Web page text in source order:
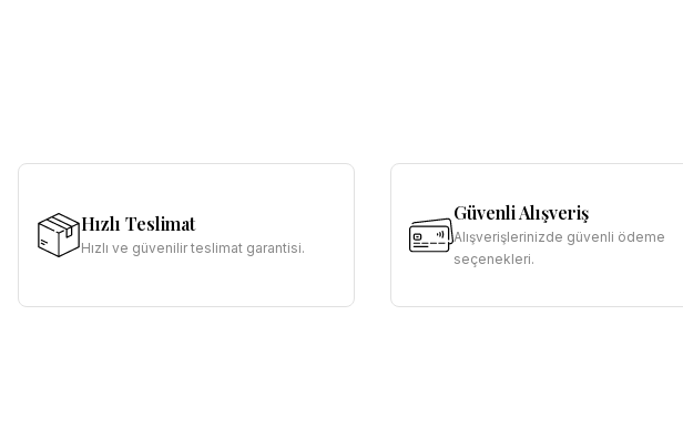
Hızlı Teslimat
Hızlı ve güvenilir teslimat garantisi.
Güvenli Alışveriş
Alışverişlerinizde güvenli ödeme
seçenekleri.